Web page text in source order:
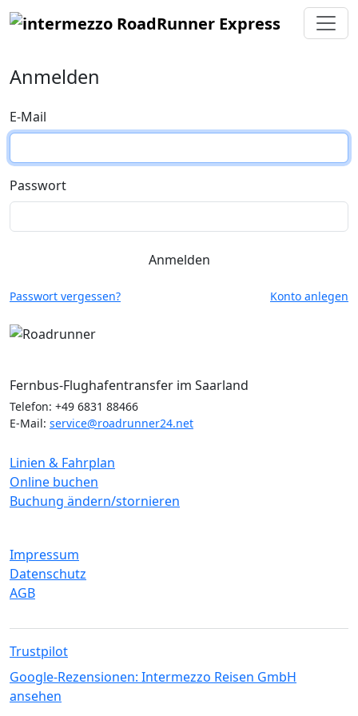
Anmelden
E-Mail
Passwort
Anmelden
Passwort vergessen? Konto anlegen
Fernbus-Flughafentransfer im Saarland
Telefon: +49 6831 88466
E-Mail: service@roadrunner24.net
Linien & Fahrplan
Online buchen
Buchung ändern/stornieren
Impressum
Datenschutz
AGB
Trustpilot
Google-Rezensionen: Intermezzo Reisen GmbH
ansehen